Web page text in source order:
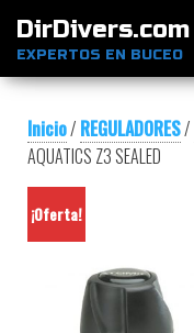
DirDivers.com
EXPERTOS EN BUCEO
Inicio/ REGULADORES/
AQUATICS Z3 SEALED
¡Oferta!